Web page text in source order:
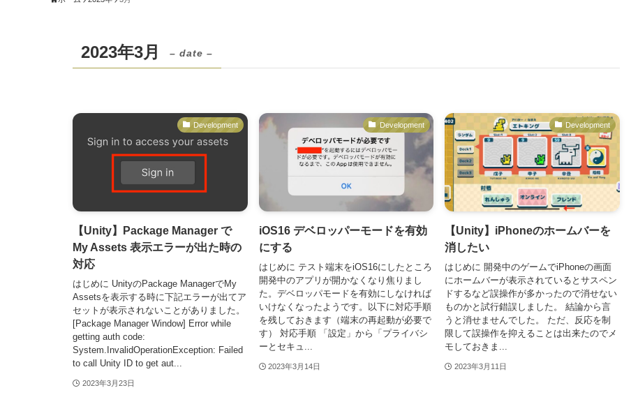
2023年3月 – date –
Development
【Unity】Package Manager で
My Assets 表示エラーが出た時の
対応
はじめに UnityのPackage ManagerでMy
Assetsを表示する時に下記エラーが出てア
セットが表示されないことがありました。
[Package Manager Window] Error while
getting auth code:
System.InvalidOperationException: Failed
to call Unity ID to get aut...
2023年3月23日
Development
iOS16 デベロッパーモードを有効
にする
はじめに テスト端末をiOS16にしたところ
開発中のアプリが開かなくなり焦りまし
た。デベロッパモードを有効にしなければ
いけなくなったようです。以下に対応手順
を残しておきます（端末の再起動が必要で
す） 対応手順 「設定」から「プライバシ
ーとセキュ...
2023年3月14日
Development
【Unity】iPhoneのホームバーを
消したい
はじめに 開発中のゲームでiPhoneの画面
にホームバーが表示されているとサスペン
ドするなど誤操作が多かったので消せない
ものかと試行錯誤しました。 結論から言
うと消せませんでした。 ただ、反応を制
限して誤操作を抑えることは出来たのでメ
モしておきま...
2023年3月11日